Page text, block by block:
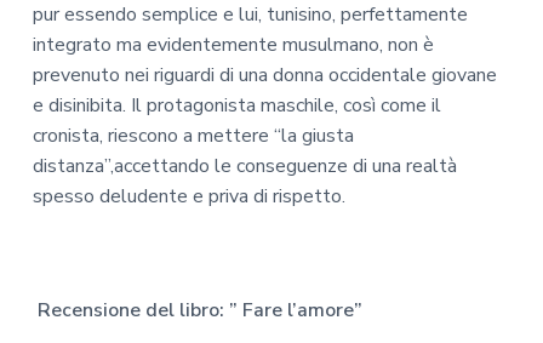
pur essendo semplice e lui, tunisino, perfettamente
integrato ma evidentemente musulmano, non è
prevenuto nei riguardi di una donna occidentale giovane
e disinibita. Il protagonista maschile, così come il
cronista, riescono a mettere “la giusta
distanza”,accettando le conseguenze di una realtà
spesso deludente e priva di rispetto.
Recensione del libro: ” Fare l’amore”